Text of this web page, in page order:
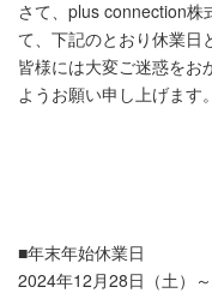
さて、plus connection株
て、下記のとおり休業日
皆様には大変ご迷惑をお
ようお願い申し上げます。
■年末年始休業日
2024年12月28日（土）